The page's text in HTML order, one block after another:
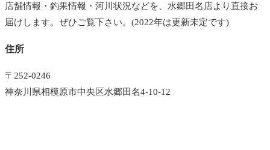
店舗情報・釣果情報・河川状況などを、水郷田名店より直接お
届けします。ぜひご覧下さい。(2022年は更新未定です)
住所
〒252-0246
神奈川県相模原市中央区水郷田名4-10-12